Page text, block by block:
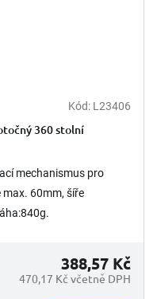
Kód: L23406
360 stolní
mechanismus pro
60mm, šíře
470,17 Kč včetně DPH
388,57 Kč